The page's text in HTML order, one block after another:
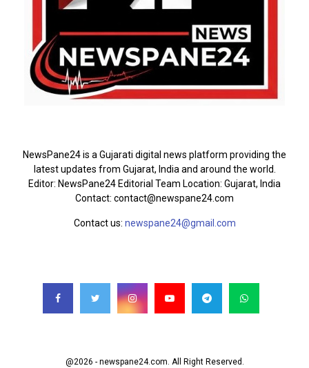
NewsPane24 is a Gujarati digital news platform providing the
latest updates from Gujarat, India and around the world.
Editor: NewsPane24 Editorial Team Location: Gujarat, India
Contact: contact@newspane24.com
Contact us: newspane24@gmail.com
@2026 - newspane24.com. All Right Reserved.